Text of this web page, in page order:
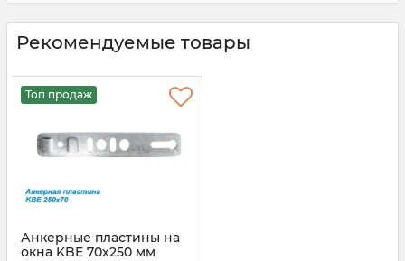
Рекомендуемые товары
Топ продаж
Анкерные пластины на
окна KBE 70х250 мм